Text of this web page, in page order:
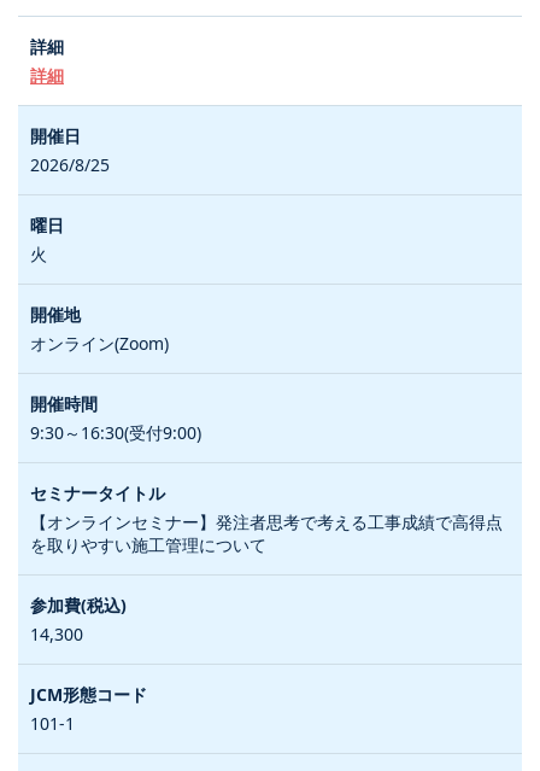
詳細
2026/8/25
火
オンライン(Zoom)
9:30～16:30(受付9:00)
【オンラインセミナー】発注者思考で考える工事成績で高得点
を取りやすい施工管理について
14,300
101-1